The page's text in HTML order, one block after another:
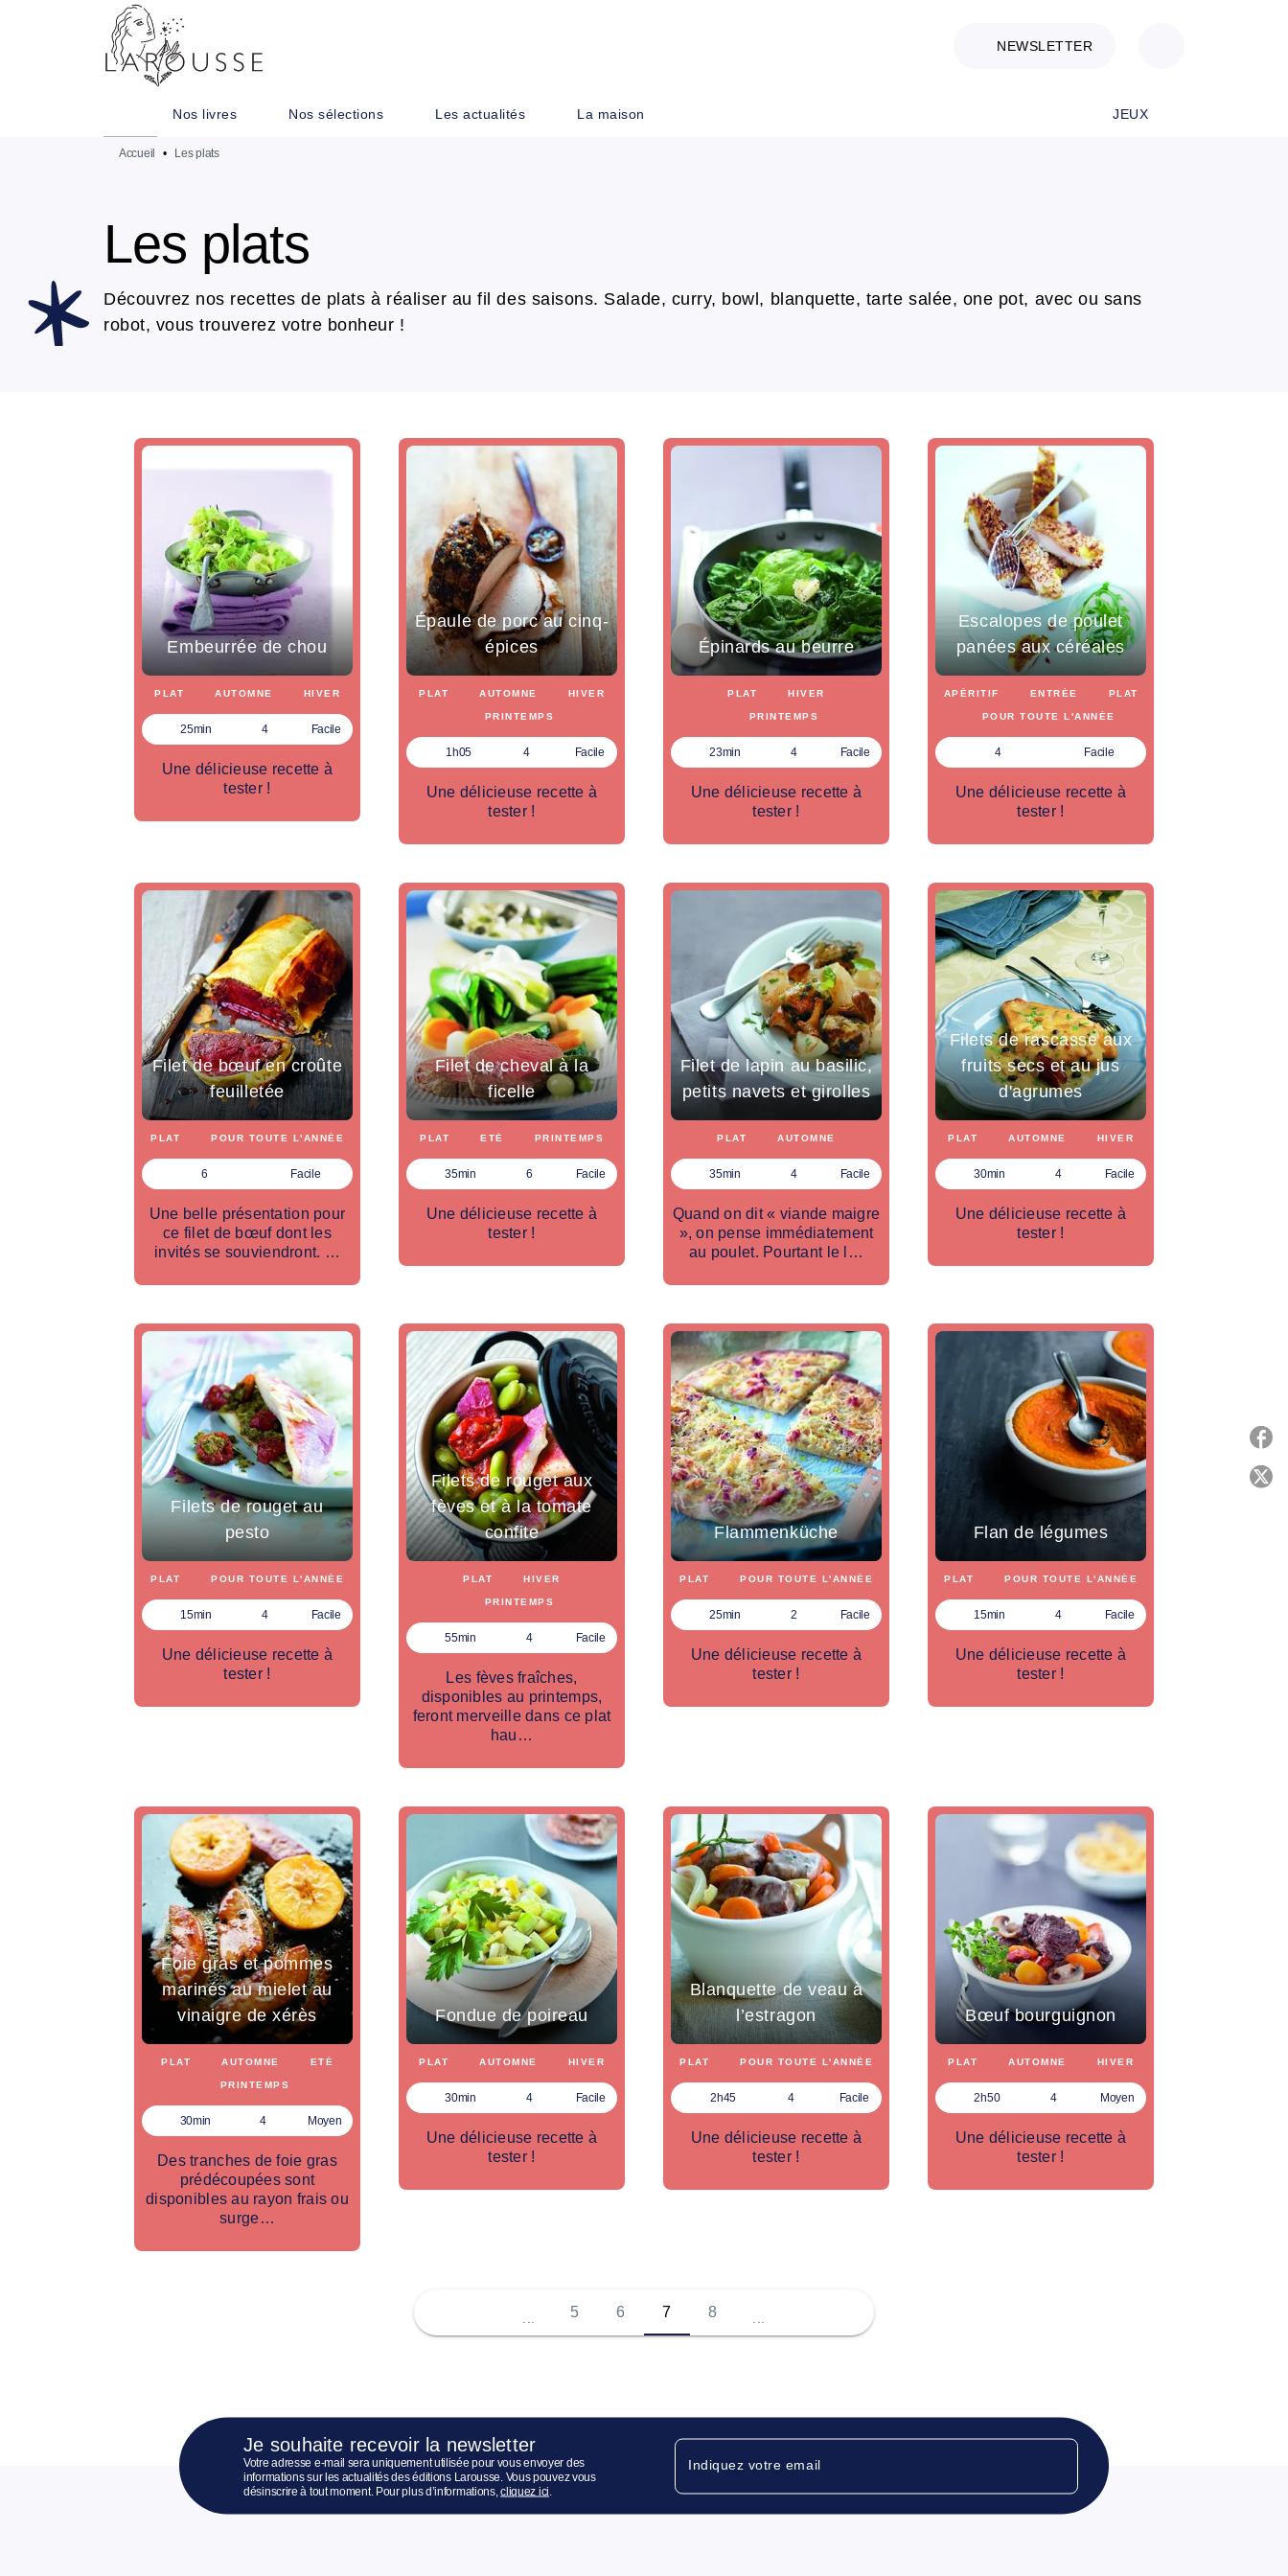
MENU
NEWSLETTER
Nos livres Nos sélections Les actualités La maison JEUX
Accueil • Les plats
Les plats
Découvrez nos recettes de plats à réaliser au fil des saisons. Salade, curry, bowl, blanquette, tarte salée, one pot, avec ou sans
robot, vous trouverez votre bonheur !
Embeurrée de chou
PLAT AUTOMNE HIVER
25min 4 Facile
Une délicieuse recette à
tester !
Épaule de porc au cinq-
épices
PLAT AUTOMNE HIVER
PRINTEMPS
1h05 4 Facile
Une délicieuse recette à
tester !
Épinards au beurre
PLAT HIVER
PRINTEMPS
23min 4 Facile
Une délicieuse recette à
tester !
Escalopes de poulet
panées aux céréales
APÉRITIF ENTRÉE PLAT
POUR TOUTE L'ANNÉE
4 Facile
Une délicieuse recette à
tester !
Filet de bœuf en croûte
feuilletée
PLAT POUR TOUTE L'ANNÉE
6 Facile
Une belle présentation pour
ce filet de bœuf dont les
invités se souviendront. …
Filet de cheval à la
ficelle
PLAT ETÉ PRINTEMPS
35min 6 Facile
Une délicieuse recette à
tester !
Filet de lapin au basilic,
petits navets et girolles
PLAT AUTOMNE
35min 4 Facile
Quand on dit « viande maigre
», on pense immédiatement
au poulet. Pourtant le l…
Filets de rascasse aux
fruits secs et au jus
d'agrumes
PLAT AUTOMNE HIVER
30min 4 Facile
Une délicieuse recette à
tester !
Filets de rouget au
pesto
PLAT POUR TOUTE L'ANNÉE
15min 4 Facile
Une délicieuse recette à
tester !
Filets de rouget aux
fèves et à la tomate
confite
PLAT HIVER
PRINTEMPS
55min 4 Facile
Les fèves fraîches,
disponibles au printemps,
feront merveille dans ce plat
hau…
Flammenküche
PLAT POUR TOUTE L'ANNÉE
25min 2 Facile
Une délicieuse recette à
tester !
Flan de légumes
PLAT POUR TOUTE L'ANNÉE
15min 4 Facile
Une délicieuse recette à
tester !
Foie gras et pommes
marinés au mielet au
vinaigre de xérès
PLAT AUTOMNE ETÉ
PRINTEMPS
30min 4 Moyen
Des tranches de foie gras
prédécoupées sont
disponibles au rayon frais ou
surge…
Fondue de poireau
PLAT AUTOMNE HIVER
30min 4 Facile
Une délicieuse recette à
tester !
Blanquette de veau à
l’estragon
PLAT POUR TOUTE L'ANNÉE
2h45 4 Facile
Une délicieuse recette à
tester !
Bœuf bourguignon
PLAT AUTOMNE HIVER
2h50 4 Moyen
Une délicieuse recette à
tester !
... 5 6 7 8 ...
Je souhaite recevoir la newsletter
Votre adresse e-mail sera uniquement utilisée pour vous envoyer des
informations sur les actualités des éditions Larousse. Vous pouvez vous
désinscrire à tout moment. Pour plus d’informations,cliquez ici.
Indiquez votre email